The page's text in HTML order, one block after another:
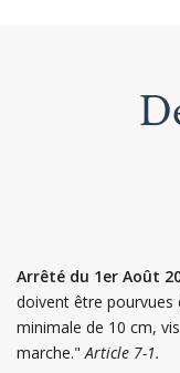
Arrêté du 1er Août
doivent être pourvues
minimale de 10 cm,
marche." Article 7-1.